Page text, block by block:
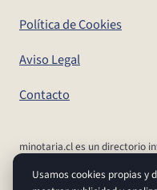
Política de Cookies
Aviso Legal
Contacto
minotaria.cl es un directorio
Estado. Para realizar tus
Usamos cookies propias y